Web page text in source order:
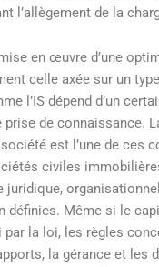
l’allègement de la
en œuvre d’une
celle axée sur un
l’IS dépend d’un
prise de connaissance.
est l’une de ces
civiles
juridique,
définies. Même si le
par la loi, les règles
la gérance et les